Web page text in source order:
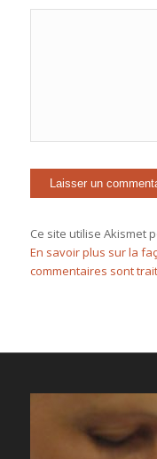
Ce site utilise Akismet
En savoir plus sur la
commentaires sont